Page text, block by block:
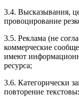
3.4. Высказывания,
провоцирование
3.5. Реклама (не
коммерческие
имеют
ресурса;
3.6. Категорически
повторение